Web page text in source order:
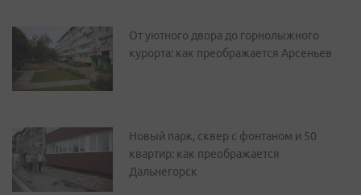
От уютного двора до горнолыжного
курорта: как преображается Арсеньев
Новый парк, сквер с фонтаном и 50
квартир: как преображается
Дальнегорск